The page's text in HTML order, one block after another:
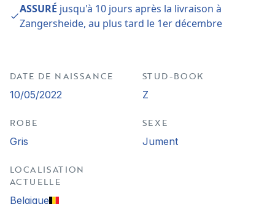
ASSURÉ jusqu'à 10 jours après la livraison à
Zangersheide, au plus tard le 1er décembre
DATE DE NAISSANCE
10/05/2022
STUD-BOOK
Z
ROBE
Gris
SEXE
Jument
LOCALISATION
ACTUELLE
Belgique